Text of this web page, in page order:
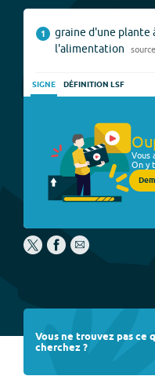
1
graine d'une plante
l'alimentation
source
SIGNE DÉFINITION LSF
Vous
On y
Vous ne trouvez pas ce
cherchez ?